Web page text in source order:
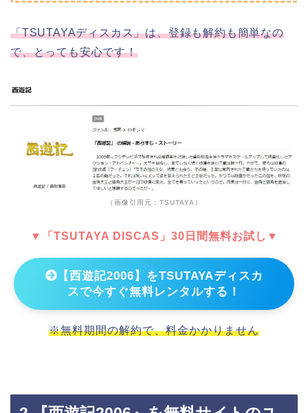
「TSUTAYAディスカス」は、登録も解約も簡単なの
で、とっても安心です！
（画像引用元：TSUTAYA）
▼「TSUTAYA DISCAS」30日間無料お試し▼
【西遊記2006】をTSUTAYAディスカ
スで今すぐ無料レンタルする！
※無料期間の解約で、料金かかりません